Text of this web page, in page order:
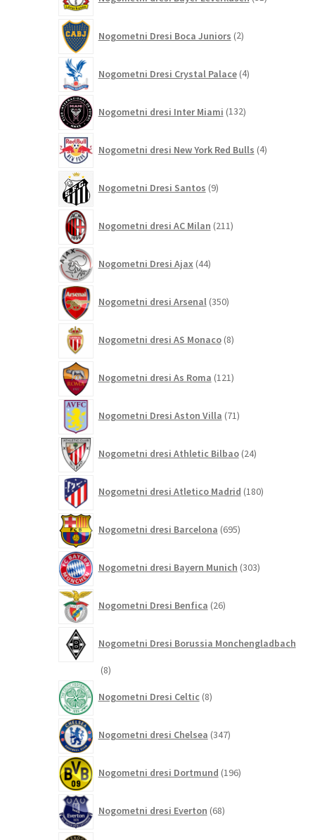
izdelkov
Nogometni Dresi Boca Juniors 2izdelka
Nogometni Dresi Crystal Palace 4izdelki
Nogometni dresi Inter Miami 132izdelkov
Nogometni dresi New York Red Bulls 4izdelki
Nogometni Dresi Santos 9izdelkov
Nogometni dresi AC Milan 211izdelkov
Nogometni Dresi Ajax 44izdelkov
Nogometni dresi Arsenal 350izdelkov
Nogometni dresi AS Monaco 8izdelkov
Nogometni dresi As Roma 121izdelkov
Nogometni Dresi Aston Villa 71izdelkov
Nogometni dresi Athletic Bilbao 24izdelkov
Nogometni dresi Atletico Madrid 180izdelkov
Nogometni dresi Barcelona 695izdelkov
Nogometni dresi Bayern Munich 303izdelki
Nogometni Dresi Benfica 26izdelkov
Nogometni Dresi Borussia Monchengladbach
88
Nogometni Dresi Celtic 8izdelkov
Nogometni dresi Chelsea 347izdelkov
Nogometni dresi Dortmund 196izdelkov
Nogometni dresi Everton 68izdelkov